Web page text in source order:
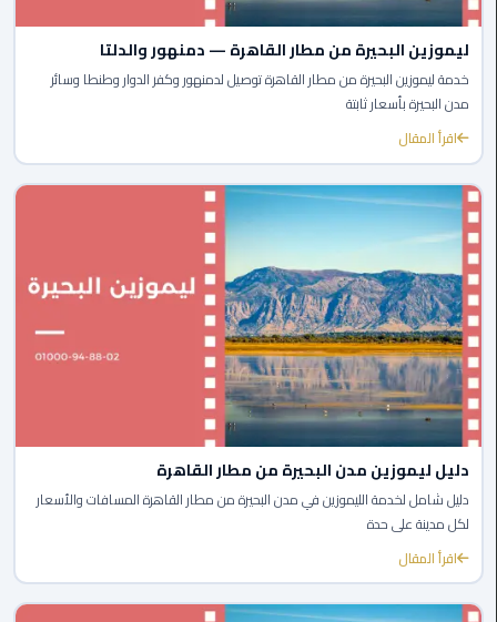
الى
مطار
القاهرة
ليموزين
الدقي
ليموزين
من
القاهرة
للاسكندرية
ليموزين
العجوزه
ليموزين
من
مطار
القاهرة
ليموزين
فيصل
ليموزين البحيرة من مطار القاهرة — دمنهور والدلتا
خدمة ليموزين البحيرة من مطار القاهرة توصيل لدمنهور وكفر الدوار وطنطا وسائر
مدن البحيرة بأسعار ثابتة
اقرأ المقال
دليل ليموزين مدن البحيرة من مطار القاهرة
دليل شامل لخدمة الليموزين في مدن البحيرة من مطار القاهرة المسافات والأسعار
لكل مدينة على حدة
اقرأ المقال